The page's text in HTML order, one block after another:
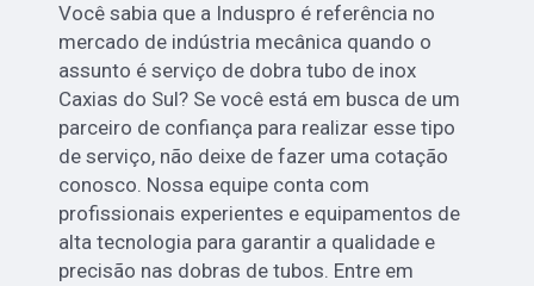
Você sabia que a Induspro é referência no
mercado de indústria mecânica quando o
assunto é serviço de dobra tubo de inox
Caxias do Sul? Se você está em busca de um
parceiro de confiança para realizar esse tipo
de serviço, não deixe de fazer uma cotação
conosco. Nossa equipe conta com
profissionais experientes e equipamentos de
alta tecnologia para garantir a qualidade e
precisão nas dobras de tubos. Entre em